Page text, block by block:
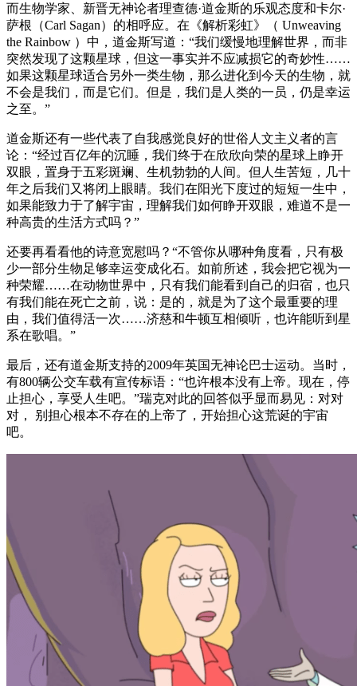
而生物学家、新晋无神论者理查德·道金斯的乐观态度和卡尔·
萨根（Carl Sagan）的相呼应。在《解析彩虹》（ Unweaving
the Rainbow ）中，道金斯写道：“我们缓慢地理解世界，而非
突然发现了这颗星球，但这一事实并不应减损它的奇妙性……
如果这颗星球适合另外一类生物，那么进化到今天的生物，就
不会是我们，而是它们。但是，我们是人类的一员，仍是幸运
之至。”
道金斯还有一些代表了自我感觉良好的世俗人文主义者的言
论：“经过百亿年的沉睡，我们终于在欣欣向荣的星球上睁开
双眼，置身于五彩斑斓、生机勃勃的人间。但人生苦短，几十
年之后我们又将闭上眼睛。我们在阳光下度过的短短一生中，
如果能致力于了解宇宙，理解我们如何睁开双眼，难道不是一
种高贵的生活方式吗？”
还要再看看他的诗意宽慰吗？“不管你从哪种角度看，只有极
少一部分生物足够幸运变成化石。如前所述，我会把它视为一
种荣耀……在动物世界中，只有我们能看到自己的归宿，也只
有我们能在死亡之前，说：是的，就是为了这个最重要的理
由，我们值得活一次……济慈和牛顿互相倾听，也许能听到星
系在歌唱。”
最后，还有道金斯支持的2009年英国无神论巴士运动。当时，
有800辆公交车载有宣传标语：“也许根本没有上帝。现在，停
止担心，享受人生吧。”瑞克对此的回答似乎显而易见：对对
对， 别担心根本不存在的上帝了，开始担心这荒诞的宇宙
吧。